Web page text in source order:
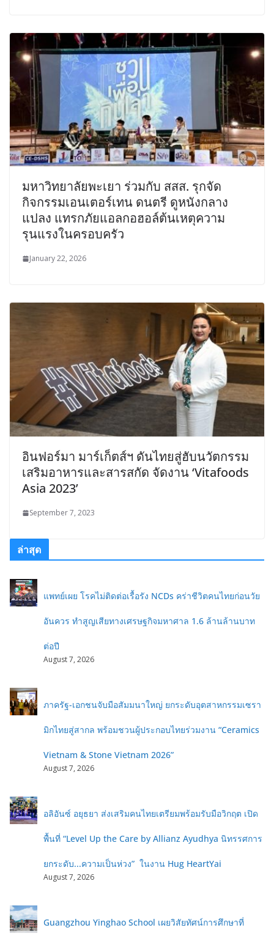
มหาวิทยาลัยพะเยา ร่วมกับ สสส. รุกจัด
กิจกรรมเอนเตอร์เทน ดนตรี ดูหนังกลาง
แปลง แทรกภัยแอลกอฮอล์ต้นเหตุความ
รุนแรงในครอบครัว
January 22, 2026
อินฟอร์มา มาร์เก็ตส์ฯ ดันไทยสู่ฮับนวัตกรรม
เสริมอาหารและสารสกัด จัดงาน ‘Vitafoods
Asia 2023’
September 7, 2023
ล่าสุด
แพทย์เผย โรคไม่ติดต่อเรื้อรัง NCDs คร่าชีวิตคนไทยก่อนวัย
อันควร ทำสูญเสียทางเศรษฐกิจมหาศาล 1.6 ล้านล้านบาท
ต่อปี
August 7, 2026
ภาครัฐ-เอกชนจับมือสัมมนาใหญ่ ยกระดับอุตสาหกรรมเซรา
มิกไทยสู่สากล พร้อมชวนผู้ประกอบไทยร่วมงาน “Ceramics
Vietnam & Stone Vietnam 2026”
August 7, 2026
อลิอันซ์ อยุธยา ส่งเสริมคนไทยเตรียมพร้อมรับมือวิกฤต เปิด
พื้นที่ “Level Up the Care by Allianz Ayudhya นิทรรศการ
ยกระดับ...ความเป็นห่วง” ในงาน Hug HeartYai
August 7, 2026
Guangzhou Yinghao School เผยวิสัยทัศน์การศึกษาที่